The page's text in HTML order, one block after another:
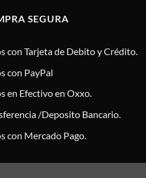
SEGURA
con Tarjeta de Debito y Crédito.
con PayPal
en Efectivo en Oxxo.
/Deposito Bancario.
con Mercado Pago.